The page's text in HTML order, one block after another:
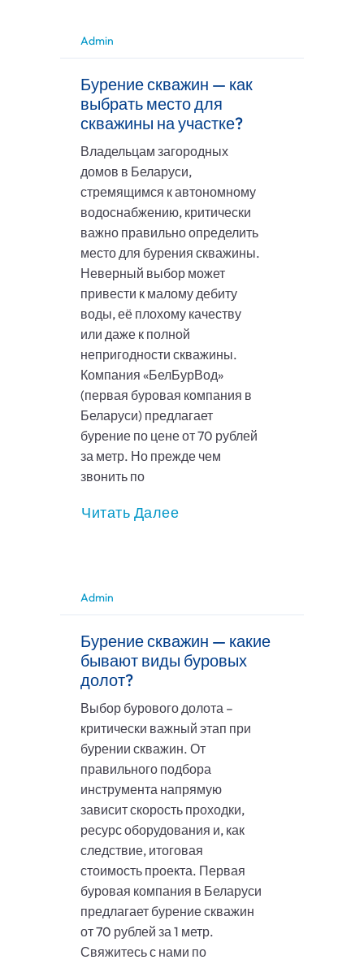
Admin
Бурение скважин — как
выбрать место для
скважины на участке?
Владельцам загородных
домов в Беларуси,
стремящимся к автономному
водоснабжению, критически
важно правильно определить
место для бурения скважины.
Неверный выбор может
привести к малому дебиту
воды, её плохому качеству
или даже к полной
непригодности скважины.
Компания «БелБурВод»
(первая буровая компания в
Беларуси) предлагает
бурение по цене от 70 рублей
за метр. Но прежде чем
звонить по
Читать Далее
Admin
Бурение скважин — какие
бывают виды буровых
долот?
Выбор бурового долота –
критически важный этап при
бурении скважин. От
правильного подбора
инструмента напрямую
зависит скорость проходки,
ресурс оборудования и, как
следствие, итоговая
стоимость проекта. Первая
буровая компания в Беларуси
предлагает бурение скважин
от 70 рублей за 1 метр.
Свяжитесь с нами по